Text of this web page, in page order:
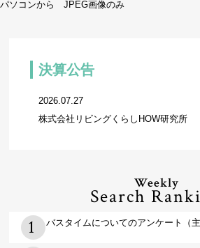
パソコンから JPEG画像のみ
決算公告
2026.07.27
株式会社リビングくらしHOW研究所
Weekly
Search
バスタイムについてのアンケート（